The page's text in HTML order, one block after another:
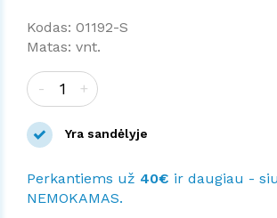
Kodas: 01192-S
Matas: vnt.
- +
Yra sandėlyje
Perkantiems už 40€ ir daugiau -
NEMOKAMAS.